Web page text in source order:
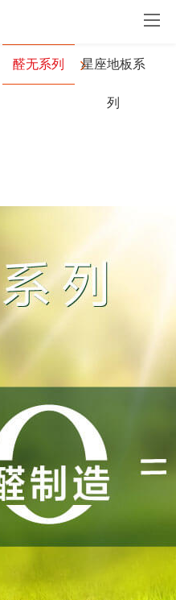
醛无系列 星座地板系
列